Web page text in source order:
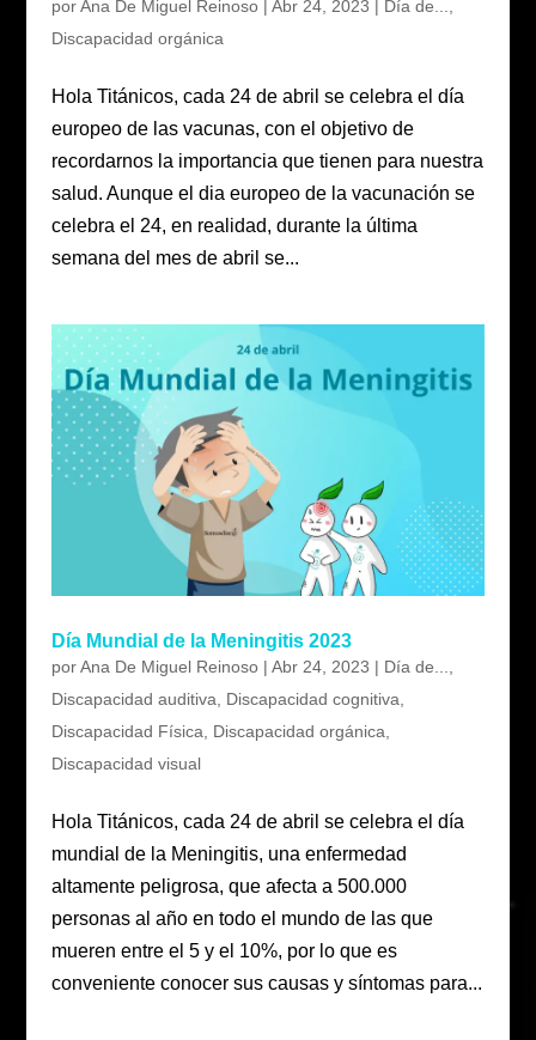
porAna De Miguel Reinoso| Abr 24, 2023 | Día de...
Discapacidad orgánica
Hola Titánicos, cada 24 de abril se celebra el día
europeo de las vacunas, con el objetivo de
recordarnos la importancia que tienen para nuestra
salud. Aunque el dia europeo de la vacunación se
celebra el 24, en realidad, durante la última
semana del mes de abril se...
Día Mundial de la Meningitis 2023
porAna De Miguel Reinoso| Abr 24, 2023 | Día de...
Discapacidad auditiva
Discapacidad cognitiva
Discapacidad Física
Discapacidad orgánica
Discapacidad visual
Hola Titánicos, cada 24 de abril se celebra el día
mundial de la Meningitis, una enfermedad
altamente peligrosa, que afecta a 500.000
personas al año en todo el mundo de las que
mueren entre el 5 y el 10%, por lo que es
conveniente conocer sus causas y síntomas para...